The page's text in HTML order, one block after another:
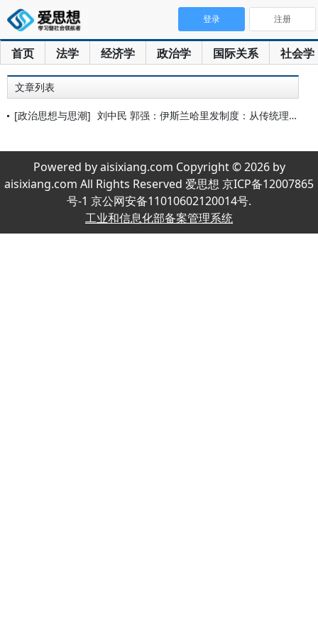
首页 法学 经济学 政治学 国际关系 社会学
登录 注册
文章列表
[政治思想与思潮] 刘中民 郭强：伊斯兰哈里发制度：从传统理想到现实困境
Powered by aisixiang.com Copyright © 2026 by
aisixiang.com All Rights Reserved 爱思想 京ICP备12007865
号-1 京公网安备11010602120014号.
工业和信息化部备案管理系统